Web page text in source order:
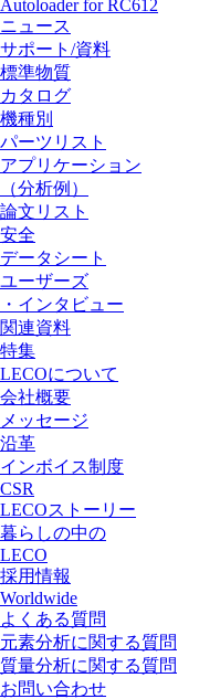
Autoloader for RC612
ニュース
サポート/資料
標準物質
カタログ
機種別
パーツリスト
アプリケーション
（分析例）
論文リスト
安全
データシート
ユーザーズ
・インタビュー
関連資料
特集
LECOについて
会社概要
メッセージ
沿革
インボイス制度
CSR
LECOストーリー
暮らしの中の
LECO
採用情報
Worldwide
よくある質問
元素分析に関する質問
質量分析に関する質問
お問い合わせ